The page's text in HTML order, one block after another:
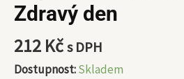
Zdravý den
212 Kčs DPH
Dostupnost:Skladem